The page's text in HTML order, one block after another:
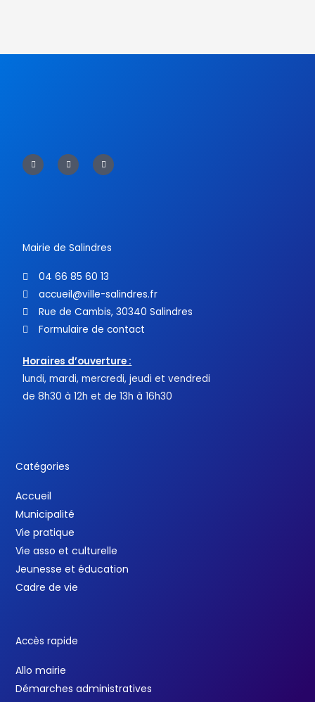
a
c
e
w
i
t
o
u
t
Mairie de Salindres
04 66 85 60 13
accueil@ville-salindres.fr
Rue de Cambis, 30340 Salindres
Formulaire de contact
Horaires d’ouverture :
lundi, mardi, mercredi, jeudi et vendredi
de 8h30 à 12h et de 13h à 16h30
Catégories
Accueil
Municipalité
Vie pratique
Vie asso et culturelle
Jeunesse et éducation
Cadre de vie
Accès rapide
Allo mairie
Démarches administratives